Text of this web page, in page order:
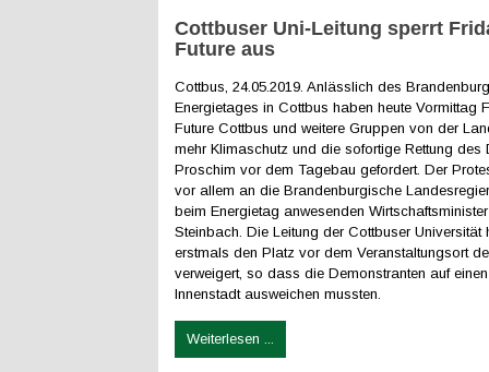
Cottbuser Uni-Leitung sperrt
Future aus
Cottbus, 24.05.2019. Anlässlich des
Energietages in Cottbus haben heute Vormittag
Future Cottbus und weitere Gruppen von der
mehr Klimaschutz und die sofortige Rettung des
Proschim vor dem Tagebau gefordert. Der
vor allem an die Brandenburgische
beim Energietag anwesenden
Steinbach. Die Leitung der Cottbuser Universität
erstmals den Platz vor dem Veranstaltungsort
verweigert, so dass die Demonstranten auf
Innenstadt ausweichen mussten.
Weiterlesen ...